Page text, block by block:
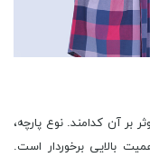
بر آن کدامند. نوع پارچه،
بالایی برخوردار است.